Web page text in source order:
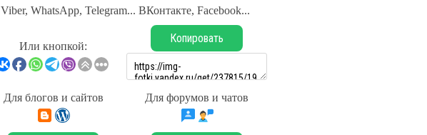
Viber, WhatsApp, Telegram... ВКонтакте, Facebook...
Или кнопкой:
Копировать
Для блогов и сайтов Для форумов и чатов